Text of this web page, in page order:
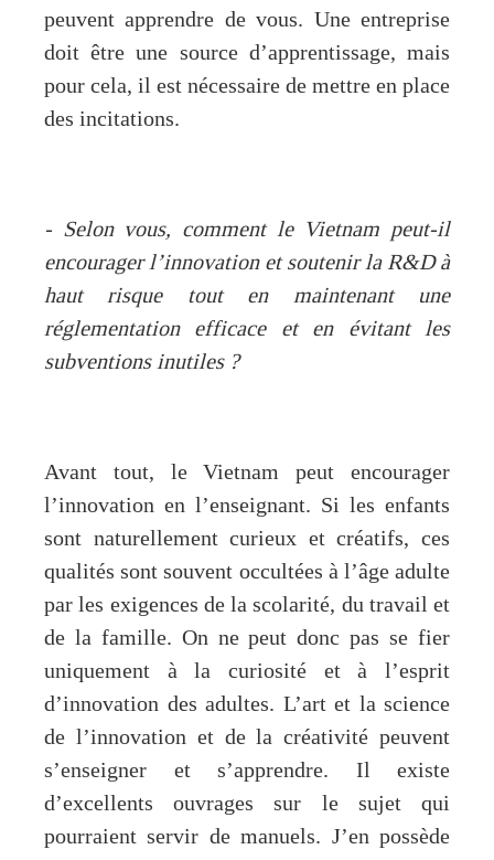
peuvent apprendre de vous. Une entreprise
doit être une source d’apprentissage, mais
pour cela, il est nécessaire de mettre en place
des incitations.
- Selon vous, comment le Vietnam peut-il
encourager l’innovation et soutenir la R&D à
haut risque tout en maintenant une
réglementation efficace et en évitant les
subventions inutiles ?
Avant tout, le Vietnam peut encourager
l’innovation en l’enseignant. Si les enfants
sont naturellement curieux et créatifs, ces
qualités sont souvent occultées à l’âge adulte
par les exigences de la scolarité, du travail et
de la famille. On ne peut donc pas se fier
uniquement à la curiosité et à l’esprit
d’innovation des adultes. L’art et la science
de l’innovation et de la créativité peuvent
s’enseigner et s’apprendre. Il existe
d’excellents ouvrages sur le sujet qui
pourraient servir de manuels. J’en possède